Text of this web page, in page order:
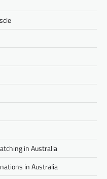
in Australia
in Australia